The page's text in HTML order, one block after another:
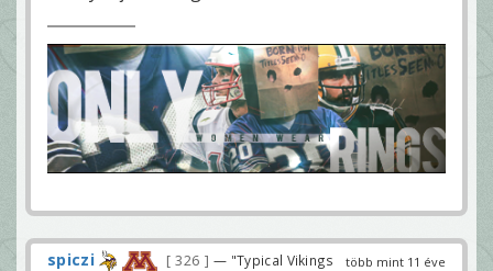
több mint 11 éve
spiczi 326
— "Typical Vikings